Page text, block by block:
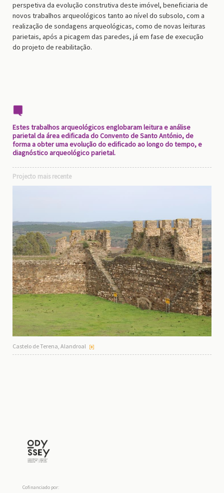
perspetiva da evolução construtiva deste imóvel, beneficiaria de
novos trabalhos arqueológicos tanto ao nível do subsolo, com a
realização de sondagens arqueológicas, como de novas leituras
parietais, após a picagem das paredes, já em fase de execução
do projeto de reabilitação.
Estes trabalhos arqueológicos englobaram leitura e análise
parietal da área edificada do Convento de Santo António, de
forma a obter uma evolução do edificado ao longo do tempo, e
diagnóstico arqueológico parietal.
Projecto mais recente
Castelo de Terena, Alandroal
Cofinanciado por: